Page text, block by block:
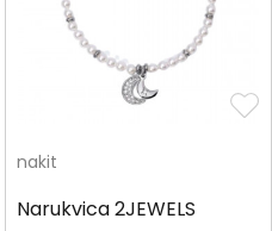
nakit
Narukvica 2JEWELS